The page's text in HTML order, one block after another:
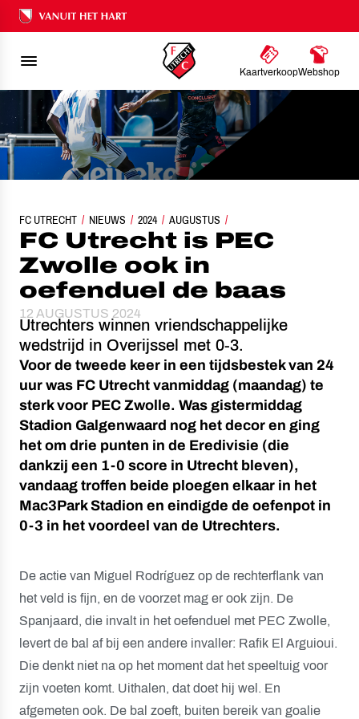
Ons nalatenschap
KaartverkoopWebshop
FC UTRECHT NIEUWS 2024 AUGUSTUS
FC UTRECHT IS PEC ZWOLLE OOK IN OEFENDUEL DE BAAS
FC Utrecht is PEC
Zwolle ook in
oefenduel de baas
12 AUGUSTUS 2024
Utrechters winnen vriendschappelijke
wedstrijd in Overijssel met 0-3.
Voor de tweede keer in een tijdsbestek van 24
uur was FC Utrecht vanmiddag (maandag) te
sterk voor PEC Zwolle. Was gistermiddag
Stadion Galgenwaard nog het decor en ging
het om drie punten in de Eredivisie (die
dankzij een 1-0 score in Utrecht bleven),
vandaag troffen beide ploegen elkaar in het
Mac3Park Stadion en eindigde de oefenpot in
0-3 in het voordeel van de Utrechters.
De actie van Miguel Rodríguez op de rechterflank van
het veld is fijn, en de voorzet mag er ook zijn. De
Spanjaard, die invalt in het oefenduel met PEC Zwolle,
levert de bal af bij een andere invaller: Rafik El Arguioui.
Die denkt niet na op het moment dat het speeltuig voor
zijn voeten komt. Uithalen, dat doet hij wel. En
afgemeten ook. De bal zoeft, buiten bereik van goalie